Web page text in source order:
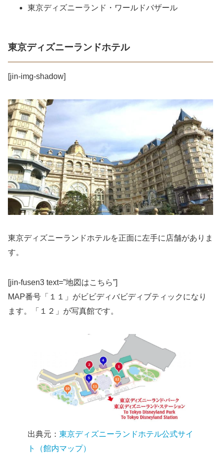
東京ディズニーランド・ワールドバザール
東京ディズニーランドホテル
[jin-img-shadow]
東京ディズニーランドホテルを正面に左手に店舗がありま
す。
[jin-fusen3 text=”地図はこちら”]
MAP番号「１１」がビビディバビディブティックになり
ます。「１２」が写真館です。
出典元： 東京ディズニーランドホテル公式サイ
ト（館内マップ）